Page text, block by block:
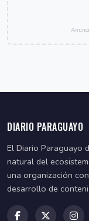
DIARIO PARAGUAYO
El Diario Paraguayo
natural del
una organización
desarrollo de